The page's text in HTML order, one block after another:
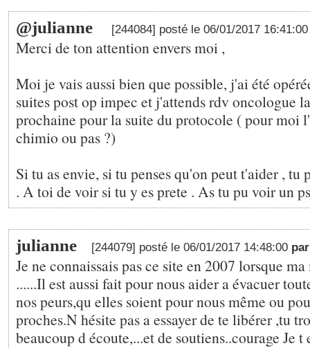
@julianne [244084] posté le 06/01/2017
Merci de ton attention envers moi ,
Moi je vais aussi bien que possible, j'ai été
suites post op impec et j'attends rdv oncologue
prochaine pour la suite du protocole ( pour moi
chimio ou pas ?)
Si tu as envie, si tu penses qu'on peut t'aider , tu
. A toi de voir si tu y es prete . As tu pu voir un
julianne [244079] posté le 06/01/2017 14:48:00
Je ne connaissais pas ce site en 2007 lorsque
......Il est aussi fait pour nous aider a évacuer
nos peurs,qu elles soient pour nous même ou
proches.N hésite pas a essayer de te libérer ,tu
beaucoup d écoute,...et de soutiens..courage Je